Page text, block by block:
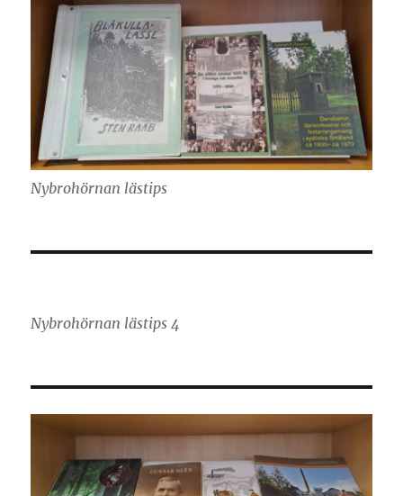
Nybrohörnan lästips
Nybrohörnan lästips 4